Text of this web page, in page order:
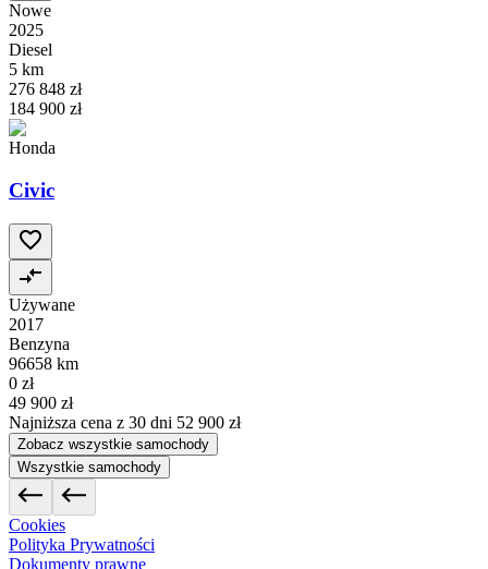
Nowe
2025
Diesel
5 km
276 848 zł
184 900 zł
Honda
Civic
Używane
2017
Benzyna
96658 km
0 zł
49 900 zł
Najniższa cena z 30 dni 52 900 zł
Zobacz wszystkie samochody
Wszystkie samochody
Cookies
Polityka Prywatności
Dokumenty prawne